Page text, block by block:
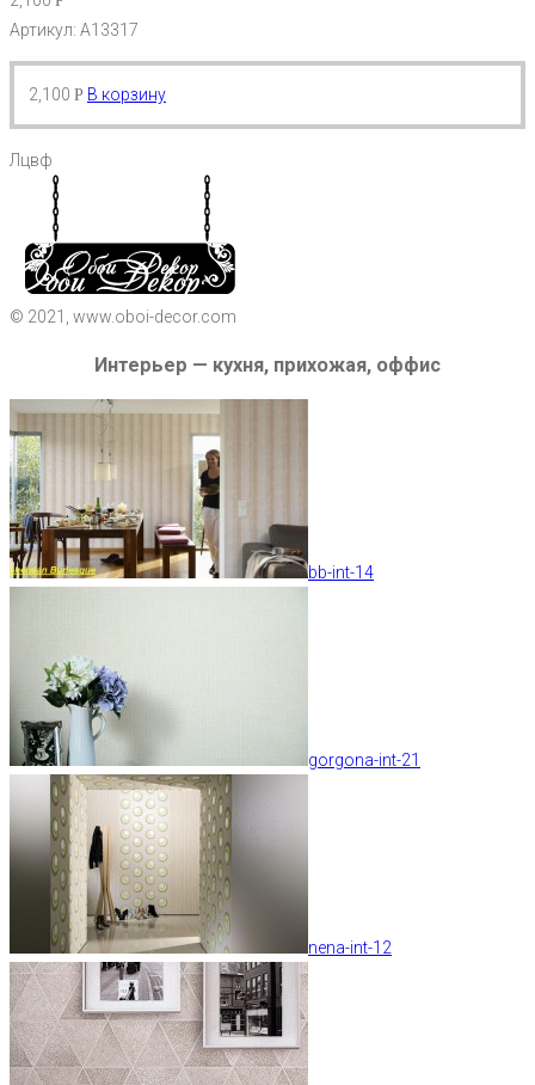
Артикул: A13317
2,100 Р В корзину
Лцвф
© 2021, www.oboi-decor.com
Интерьер — кухня, прихожая, оффис
bb-int-14
gorgona-int-21
nena-int-12